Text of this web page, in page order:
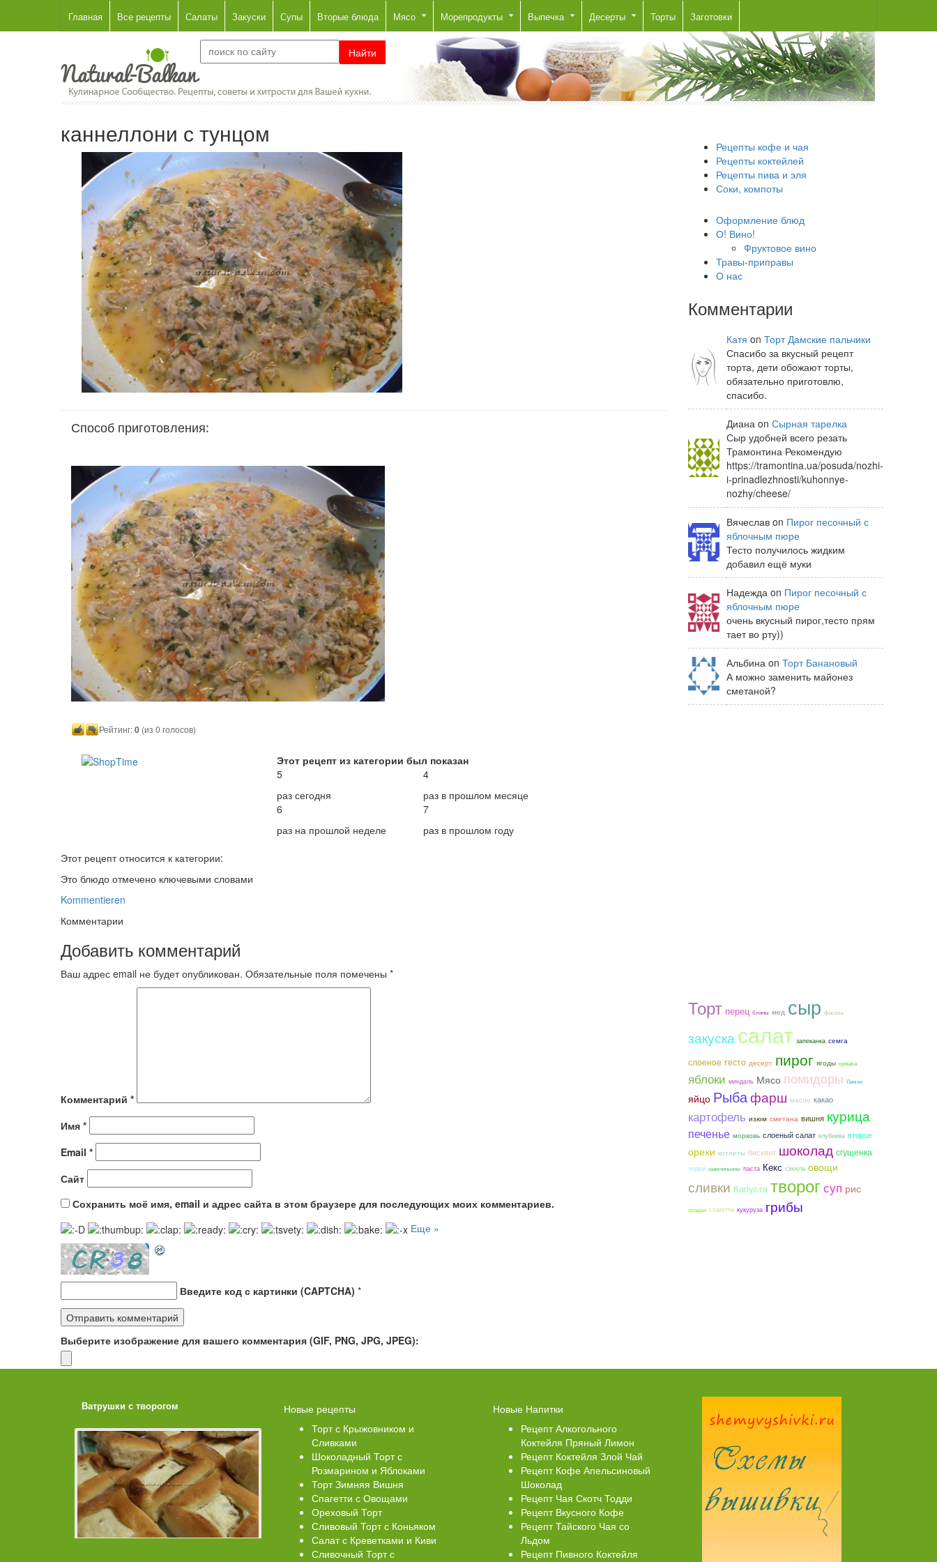
Главная Все рецепты Салаты Закуски Супы Вторые блюда Мясо Морепродукты Выпечка Десерты Торты Заготовки
каннеллони с тунцом
Способ приготовления:
Рейтинг:0 (из 0 голосов)
Этот рецепт из категории был показан
5
раз сегодня
4
раз в прошлом месяце
6
раз на прошлой неделе
7
раз в прошлом году
Этот рецепт относится к категории:
Это блюдо отмечено ключевыми словами
Kommentieren
Комментарии
Добавить комментарий
Ваш адрес email не будет опубликован. Обязательные поля помечены *
Комментарий *
Имя *
Email *
Сайт
Сохранить моё имя, email и адрес сайта в этом браузере для последующих моих комментариев.
Еще »
Введите код с картинки (CAPTCHA) *
Выберите изображение для вашего комментария (GIF, PNG, JPG, JPEG):
Рецепты кофе и чая
Рецепты коктейлей
Рецепты пива и эля
Соки, компоты
Оформление блюд
О! Вино!
Фруктовое вино
Травы-приправы
О нас
Комментарии
Катя on Торт Дамские пальчики
Спасибо за вкусный рецепт
торта, дети обожают торты,
обязательно приготовлю,
спасибо.
Диана on Сырная тарелка
Сыр удобней всего резать
Трамонтина Рекомендую
https://tramontina.ua/posuda/nozhi-
i-prinadlezhnosti/kuhonnye-
nozhy/cheese/
Вячеслав on Пирог песочный с
яблочным пюре
Тесто получилось жидким
добавил ещё муки
Надежда on Пирог песочный с
яблочным пюре
очень вкусный пирог,тесто прям
тает во рту))
Альбина on Торт Банановый
А можно заменить майонез
сметаной?
Торт перец блины мед сыр фасоль
закускасалат запеканка семга
слоеное тесто десерт пирог ягоды крошка
яблоки миндаль Мясо помидоры Лимон
яйцо Рыбафарш масло какао
картофель изюм сметана вишня курица
печенье морковь слоеный салат клубника второе
орехи котлеты бисквит шоколад сгущенка
черри шампиньоны паста Кекс свекла овощи
сливки Капуста творог суп рис
оладьи спагетти кукуруза грибы
Ватрушки с творогом Торт со Свеклой Торт Медовик Карамельный Пирог рыбный (с брюшками семги)
Новые рецепты
Торт с Крыжовником и
Сливками
Шоколадный Торт с
Розмарином и Яблоками
Торт Зимняя Вишня
Спагетти с Овощами
Ореховый Торт
Сливовый Торт с Коньяком
Салат с Креветками и Киви
Сливочный Торт с
Новые Напитки
Рецепт Алкогольного
Коктейля Пряный Лимон
Рецепт Коктейля Злой Чай
Рецепт Кофе Апельсиновый
Шоколад
Рецепт Чая Скотч Тодди
Рецепт Вкусного Кофе
Рецепт Тайского Чая со
Льдом
Рецепт Пивного Коктейля